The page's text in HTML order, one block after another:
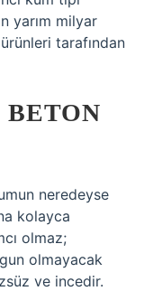
yarım milyar
tarafından
neredeyse
kolayca
olmaz;
olmayacak
ve incedir.